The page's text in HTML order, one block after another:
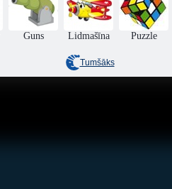
Noob pret pro,
bet strēlnieki
minecraft
2v2. io
Guns Lidmašīna Puzzle
Tumšāks